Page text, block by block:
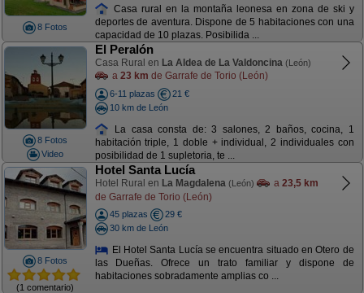
8 Fotos
Casa rural en la montaña leonesa en zona de ski y
deportes de aventura. Dispone de 5 habitaciones con una
capacidad de 10 plazas. Posibilida ...
8 Fotos
Video
El Peralón
Casa Rural en La Aldea de La Valdoncina (León)
a 23 km de Garrafe de Torio (León)
6-11 plazas
21 €
10 km de León
La casa consta de: 3 salones, 2 baños, cocina, 1
habitación triple, 1 doble + individual, 2 individuales con
posibilidad de 1 supletoria, te ...
8 Fotos
(1 comentario)
Hotel Santa Lucía
Hotel Rural en La Magdalena (León) a 23,5 km
de Garrafe de Torio (León)
45 plazas
29 €
30 km de León
El Hotel Santa Lucía se encuentra situado en Otero de
las Dueñas. Ofrece un trato familiar y dispone de
habitaciones sobradamente amplias co ...